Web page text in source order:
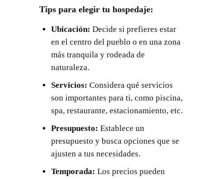
Tips para elegir tu hospedaje:
Ubicación: Decide si prefieres estar
en el centro del pueblo o en una zona
más tranquila y rodeada de
naturaleza.
Servicios: Considera qué servicios
son importantes para ti, como piscina,
spa, restaurante, estacionamiento, etc.
Presupuesto: Establece un
presupuesto y busca opciones que se
ajusten a tus necesidades.
Temporada: Los precios pueden